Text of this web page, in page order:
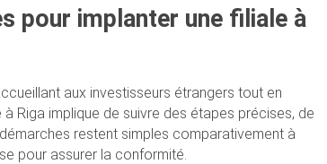
pour implanter une filiale à
aux investisseurs étrangers tout en
Riga implique de suivre des étapes précises, de
restent simples comparativement à
pour assurer la conformité.